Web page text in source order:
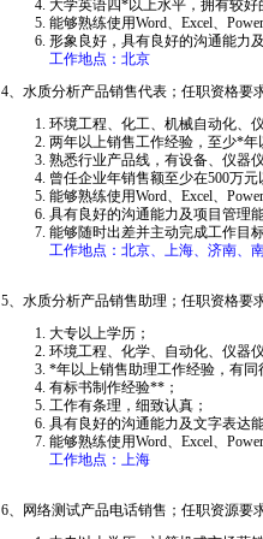
大学英语四*以上水平，拥有较好
能够熟练使用Word、Excel、
形象良好，具有良好的沟通能力
工作地点：北京
4、水质分析产品销售代表；任职资格要
环境工程、化工、机械自动化、
两年以上销售工作经验，至少*年
熟悉行业产品线，有设备、仪器
曾任企业年销售额至少在500万
能够熟练使用Word、Excel、
具有良好的沟通能力及项目管理能
能够随时出差并主动完成工作目标
工作地点：北京、上海、济南、
5、水质分析产品销售助理；任职资格要
大专以上学历；
环境工程、化学、自动化、仪器
*年以上销售助理工作经验，有
有标书制作经验** ；
工作有条理，细致认真；
具有良好的沟通能力及文字表达能
能够熟练使用Word、Excel、
工作地点：上海
6、网络测试产品电话销售；任职资源要